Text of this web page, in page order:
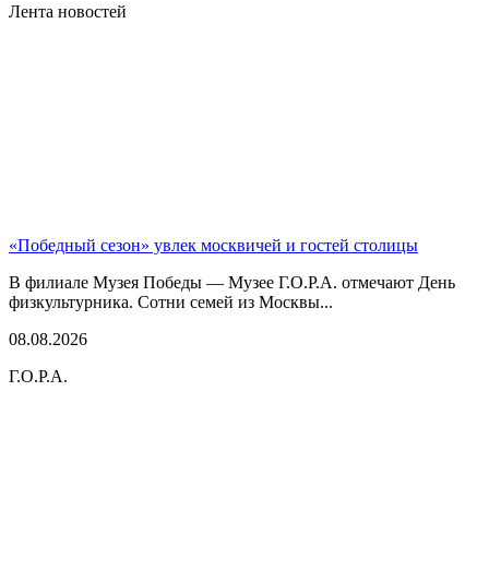
Лента новостей
«Победный сезон» увлек москвичей и гостей столицы
В филиале Музея Победы — Музее Г.О.Р.А. отмечают День
физкультурника. Сотни семей из Москвы...
08.08.2026
Г.О.Р.А.